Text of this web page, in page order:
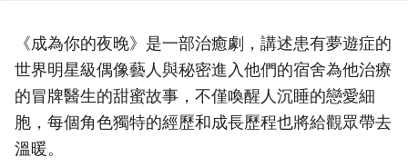
《成為你的夜晚》是一部治癒劇，講述患有夢遊症的
世界明星級偶像藝人與秘密進入他們的宿舍為他治療
的冒牌醫生的甜蜜故事，不僅喚醒人沉睡的戀愛細
胞，每個角色獨特的經歷和成長歷程也將給觀眾帶去
溫暖。